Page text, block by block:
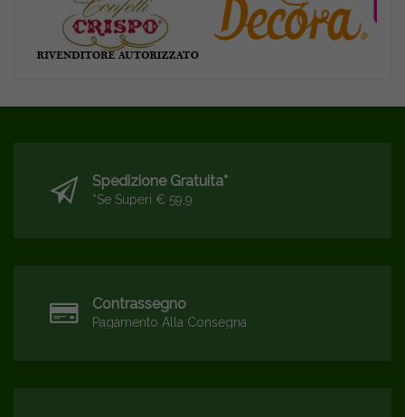
Spedizione Gratuita*
*se Superi € 59,9
Contrassegno
Pagamento Alla Consegna